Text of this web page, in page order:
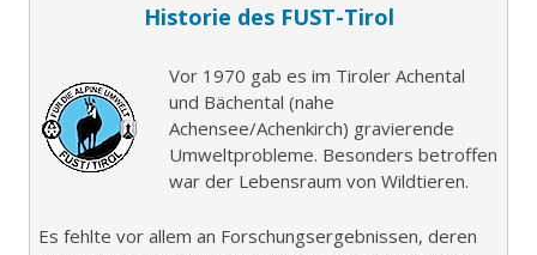
Historie des FUST-Tirol
Vor 1970 gab es im Tiroler Achental
und Bächental (nahe
Achensee/Achenkirch) gravierende
Umweltprobleme. Besonders betroffen
war der Lebensraum von Wildtieren.
Es fehlte vor allem an Forschungsergebnissen, deren